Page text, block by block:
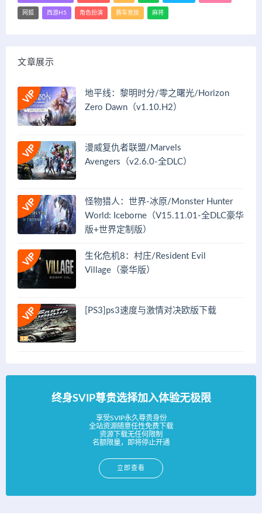
网狐 西游H5 角色扮演 赛车竞技 麻将
文章展示
地平线：黎明时分/零之曙光/Horizon
Zero Dawn（v1.10.H2）
漫威复仇者联盟/Marvels
Avengers（v2.6.0-全DLC）
怪物猎人：世界-冰原/Monster Hunter
World: Iceborne（V15.11.01-全DLC豪华
版+世界定制版）
生化危机8：村庄/Resident Evil
Village（豪华版）
[PS3]ps3速度与激情对决欧版下载
终身SVIP尊贵选择加入体验无极限
享受SVIP永久尊贵身份
全站资源随意任性免费下载
资源下载无任何限制
名额限量，即将停止开通
立即查看